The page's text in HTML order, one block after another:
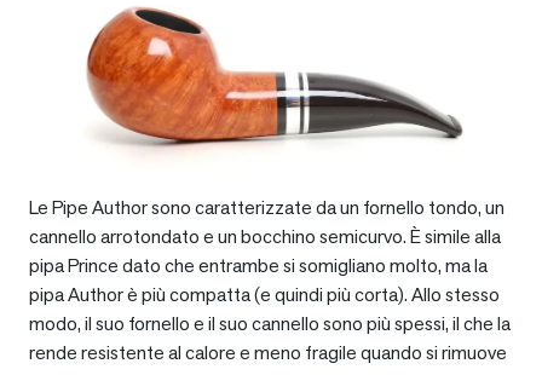
Le Pipe Author sono caratterizzate da un fornello tondo, un
cannello arrotondato e un bocchino semicurvo. È simile alla
pipa Prince dato che entrambe si somigliano molto, ma la
pipa Author è più compatta (e quindi più corta). Allo stesso
modo, il suo fornello e il suo cannello sono più spessi, il che la
rende resistente al calore e meno fragile quando si rimuove